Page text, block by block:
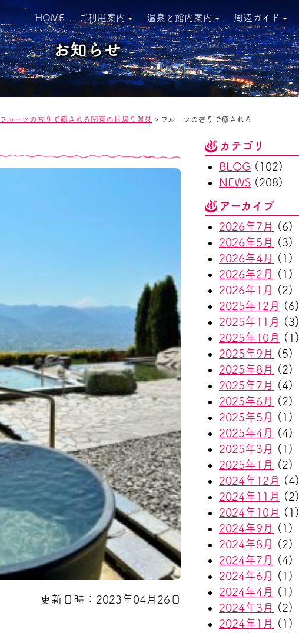
HOME ご利用案内 温泉と館内案内 周辺ガイド
お知らせ
フルーツの香りで癒される関東の日帰り温泉 > フルーツの香りで癒される
更新日時：2023年04月26日
カテゴリ
BLOG (102)
NEWS (208)
アーカイブ
2026年7月
(6)
2026年5月
(3)
2026年4月
(1)
2026年2月
(1)
2026年1月
(2)
2025年12月
(6)
2025年11月
(3)
2025年10月
(1)
2025年9月
(5)
2025年8月
(2)
2025年7月
(4)
2025年6月
(2)
2025年5月
(1)
2025年4月
(4)
2025年3月
(1)
2025年1月
(2)
2024年12月
(4)
2024年11月
(2)
2024年10月
(1)
2024年9月
(1)
2024年8月
(2)
2024年7月
(4)
2024年6月
(1)
2024年4月
(1)
2024年3月
(2)
2024年1月
(1)